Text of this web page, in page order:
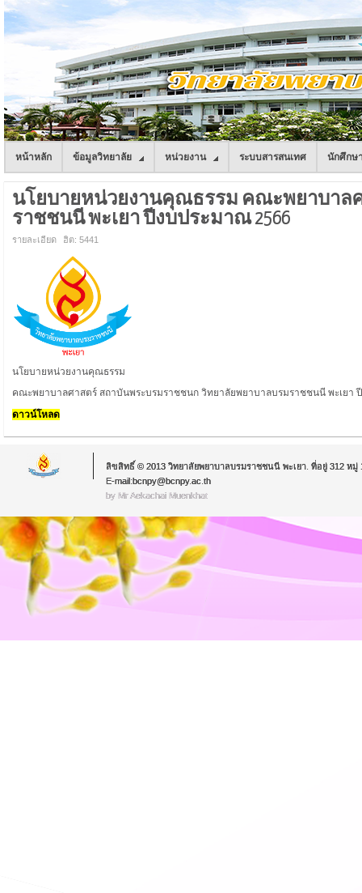
หน้าหลัก ข้อมูลวิทยาลัย หน่วยงาน ระบบสารสนเทศ นักศึกษ
นโยบายหน่วยงานคุณธรรม คณะพยาบาล
ราชชนนี พะเยา ปีงบประมาณ 2566
รายละเอียด ฮิต: 5441
นโยบายหน่วยงานคุณธรรม
คณะพยาบาลศาสตร์ สถาบันพระบรมราชชนก วิทยาลัยพยาบาลบรมราชชนนี พะเยา
ดาวน์โหลด
ลิขสิทธิ์ © 2013 วิทยาลัยพยาบาลบรมราชชนนี พะเยา. ที่อยู่ 312 หมู่
E-mail:bcnpy@bcnpy.ac.th
by Mr.Aekachai Muenkhat